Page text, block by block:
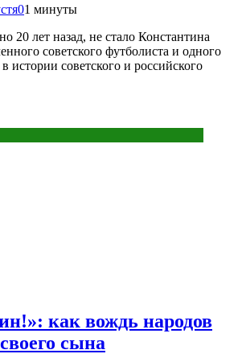
01 минуты
20 лет назад, не стало Константина
советского футболиста и одного
истории советского и российского
как вождь народов
сына